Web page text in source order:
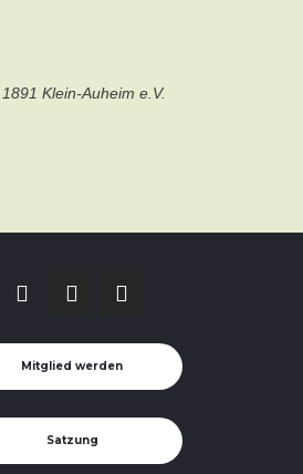
Klein-Auheim e.V.
Facebook
InstagramInstagram
Mitglied werden
Satzung